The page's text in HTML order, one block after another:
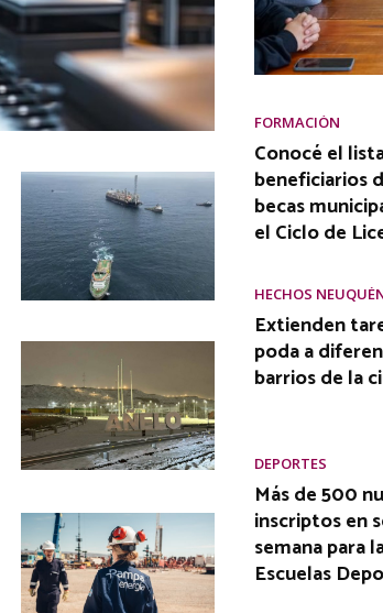
FORMACIÓN
Conocé el
beneficiarios
becas
el Ciclo de
HECHOS
Extienden
poda a
barrios de la
DEPORTES
Más de 500
inscriptos en
semana para
Escuelas